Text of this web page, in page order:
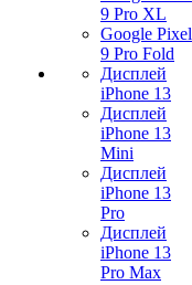
9 Pro XL
Google Pixel
9 Pro Fold
Дисплей
iPhone 13
Дисплей
iPhone 13
Mini
Дисплей
iPhone 13
Pro
Дисплей
iPhone 13
Pro Max